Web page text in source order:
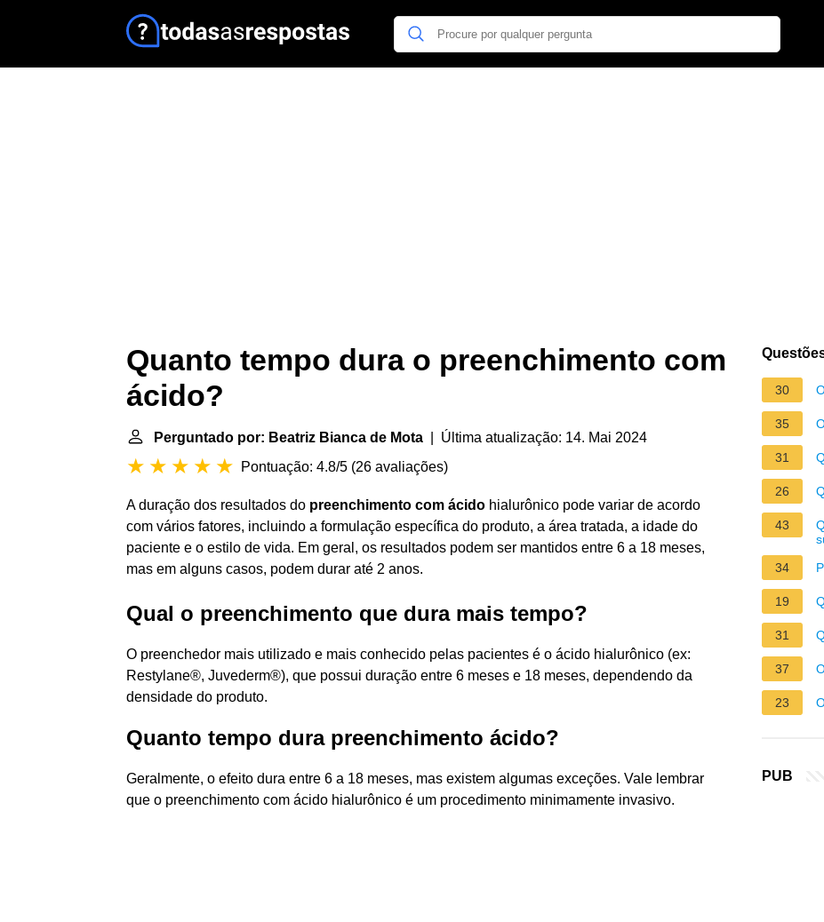
Quanto tempo dura o preenchimento com
ácido?
Perguntado por: Beatriz Bianca de Mota | Última atualização: 14. Mai 2024
Pontuação: 4.8/5 (26 avaliações)
A duração dos resultados do preenchimento com ácido hialurônico pode variar de acordo
com vários fatores, incluindo a formulação específica do produto, a área tratada, a idade do
paciente e o estilo de vida. Em geral, os resultados podem ser mantidos entre 6 a 18 meses,
mas em alguns casos, podem durar até 2 anos.
Qual o preenchimento que dura mais tempo?
O preenchedor mais utilizado e mais conhecido pelas pacientes é o ácido hialurônico (ex:
Restylane®, Juvederm®), que possui duração entre 6 meses e 18 meses, dependendo da
densidade do produto.
Quanto tempo dura preenchimento ácido?
Geralmente, o efeito dura entre 6 a 18 meses, mas existem algumas exceções. Vale lembrar
que o preenchimento com ácido hialurônico é um procedimento minimamente invasivo.
30
35
31
26
43
34
19
31
37
23
PUB